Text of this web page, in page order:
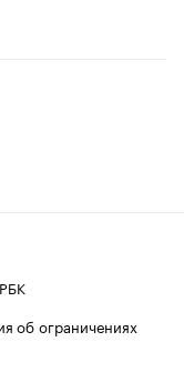
об ограничениях